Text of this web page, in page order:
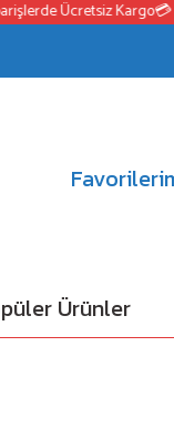
Ücretsiz Kargo💳
Ürünler